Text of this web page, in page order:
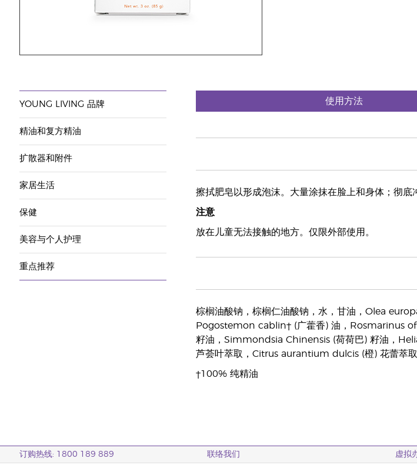
YOUNG LIVING 品牌
精油和复方精油
扩散器和附件
家居生活
保健
美容与个人护理
重点推荐
使用方法
擦拭肥皂以形成泡沫。大量涂抹在脸上和身体；彻底
注意
放在儿童无法接触的地方。仅限外部使用。
棕榈油酸钠，棕榈仁油酸钠，水，甘油，Olea
Pogostemon cablin† (广藿香) 油，Rosmarinus
籽油，Simmondsia Chinensis (荷荷巴) 籽油，
芦荟叶萃取，Citrus aurantium dulcis (橙) 花蕾萃取
†100% 纯精油
订购热线: 1800 189 889 联络我们 虚拟